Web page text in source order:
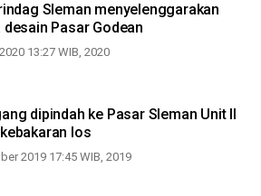
Sleman menyelenggarakan
desain Pasar Godean
13:27 WIB, 2020
dipindah ke Pasar Sleman Unit II
los
2019 17:45 WIB, 2019